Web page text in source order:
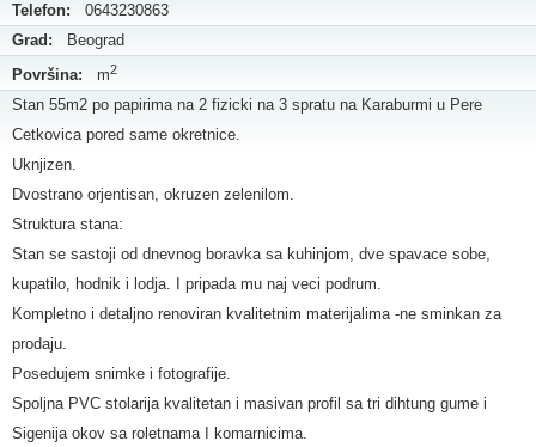
Telefon: 0643230863
Grad: Beograd
Površina: m2
Stan 55m2 po papirima na 2 fizicki na 3 spratu na Karaburmi u Pere
Cetkovica pored same okretnice.
Uknjizen.
Dvostrano orjentisan, okruzen zelenilom.
Struktura stana:
Stan se sastoji od dnevnog boravka sa kuhinjom, dve spavace sobe,
kupatilo, hodnik i lodja. I pripada mu naj veci podrum.
Kompletno i detaljno renoviran kvalitetnim materijalima -ne sminkan za
prodaju.
Posedujem snimke i fotografije.
Spoljna PVC stolarija kvalitetan i masivan profil sa tri dihtung gume i
Sigenija okov sa roletnama I komarnicima.